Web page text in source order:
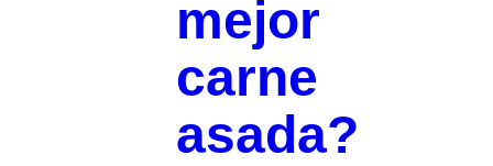
mejor
carne
asada?